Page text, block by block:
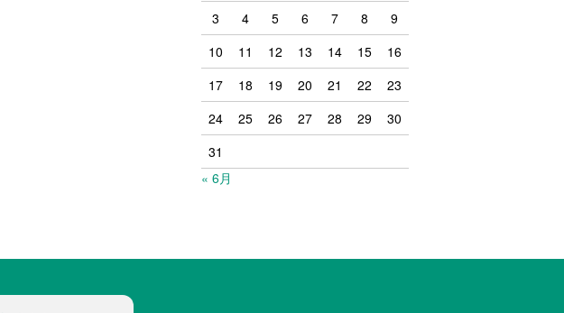
3
4 5 6 7 8
9
10
11 12 13 14 15
16
17
18 19 20 21 22
23
24
25 26 27 28 29
30
31
« 6月